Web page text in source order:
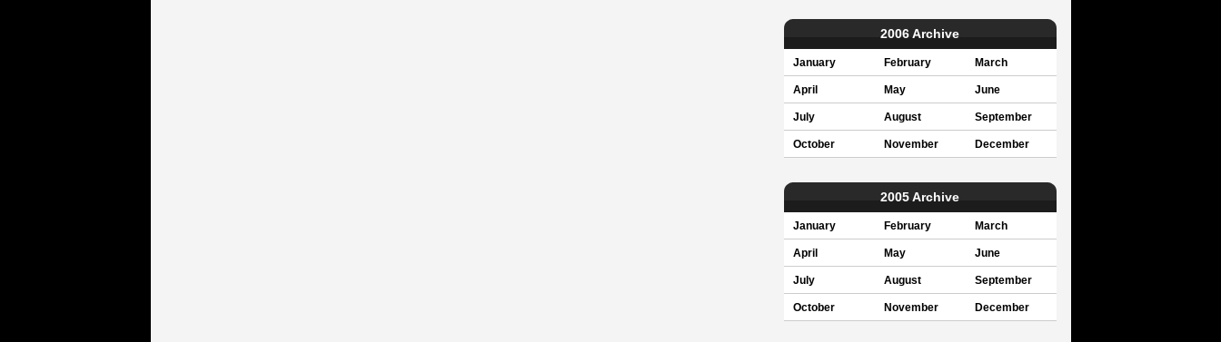
2006 Archive
January February March
April May June
July August September
October November December
2005 Archive
January February March
April May June
July August September
October November December